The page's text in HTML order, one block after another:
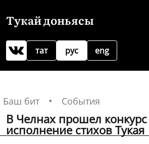
Тукай доньясы
рус
тат eng
Баш бит События
В Челнах прошел
исполнение стихов Тукая